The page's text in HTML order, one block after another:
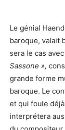
Le génial
baroque, valait
sera le cas avec
Sassone »,
grande forme
baroque. Le
et qui foule
interprétera